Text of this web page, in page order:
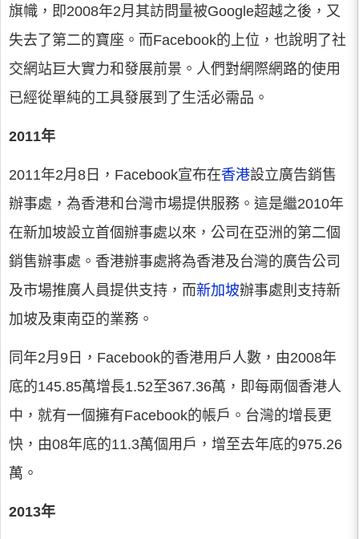
旗幟，即2008年2月其訪問量被Google超越之後，又
失去了第二的寶座。而Facebook的上位，也說明了社
交網站巨大實力和發展前景。人們對網際網路的使用
已經從單純的工具發展到了生活必需品。
2011年
2011年2月8日，Facebook宣布在香港設立廣告銷售
辦事處，為香港和台灣市場提供服務。這是繼2010年
在新加坡設立首個辦事處以來，公司在亞洲的第二個
銷售辦事處。香港辦事處將為香港及台灣的廣告公司
及市場推廣人員提供支持，而新加坡辦事處則支持新
加坡及東南亞的業務。
同年2月9日，Facebook的香港用戶人數，由2008年
底的145.85萬增長1.52至367.36萬，即每兩個香港人
中，就有一個擁有Facebook的帳戶。台灣的增長更
快，由08年底的11.3萬個用戶，增至去年底的975.26
萬。
2013年